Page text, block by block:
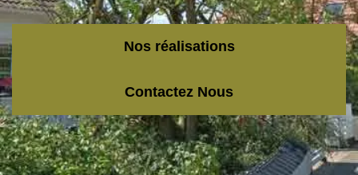
Nos réalisations
Contactez Nous